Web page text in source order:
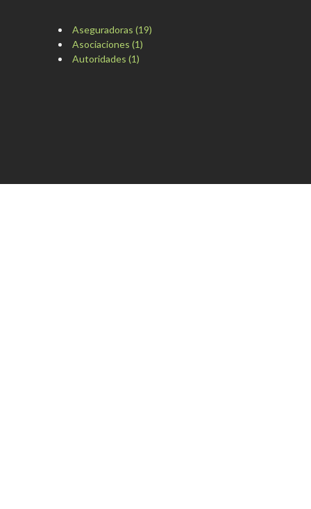
Aseguradoras (19)
Asociaciones (1)
Autoridades (1)